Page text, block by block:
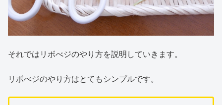
それではリボべジのやり方を説明していきます。
リボべジのやり方はとてもシンプルです。